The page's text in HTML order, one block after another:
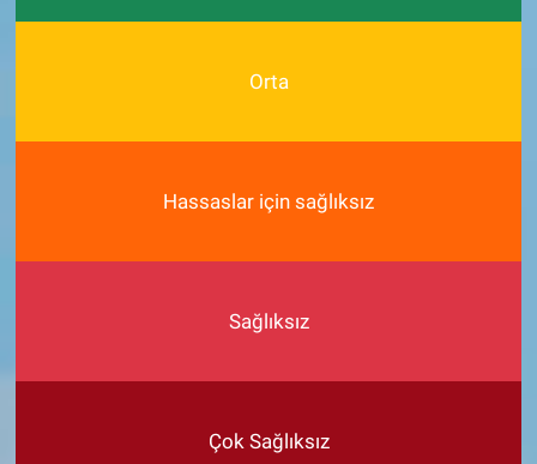
Orta
Hassaslar için sağlıksız
Sağlıksız
Çok Sağlıksız